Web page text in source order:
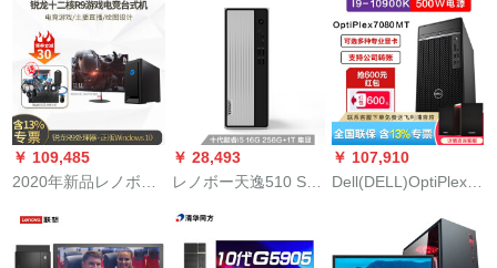
ディップテーブルテ
ーブル本台フルート6
G G G G Gグラフテ
ィティスティック6-7
7 7-0
destock Con pi整備機
(i 5-0400 G 1 T win
10年訪問)23インチー
ーブルプレミヤアデ
ィグググマシン10代
5900本
￥ 109,485
2020年新品レノボム
3900ハムレスペース
￥ 28,493
レノボー天逸510 Sラ
5-0400 16 G 1 T+256
￥ 107,910
Dell(DELL)OptiPlex
10900 K商用デコイク
フィット計算本台設